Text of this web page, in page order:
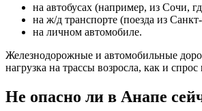
на автобусах (например, из Сочи,
на ж/д транспорте (поезда из
на личном автомобиле.
Железнодорожные и автомобильные
нагрузка на трассы возросла, как и
Не опасно ли в Анапе